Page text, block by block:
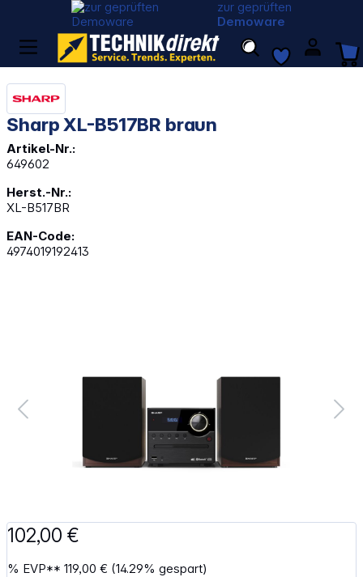
zur geprüften
Demoware
Sharp XL-B517BR braun
Artikel-Nr.:
649602
Herst.-Nr.:
XL-B517BR
EAN-Code:
4974019192413
102,00 €
% EVP**119,00 € (14.29% gespart)